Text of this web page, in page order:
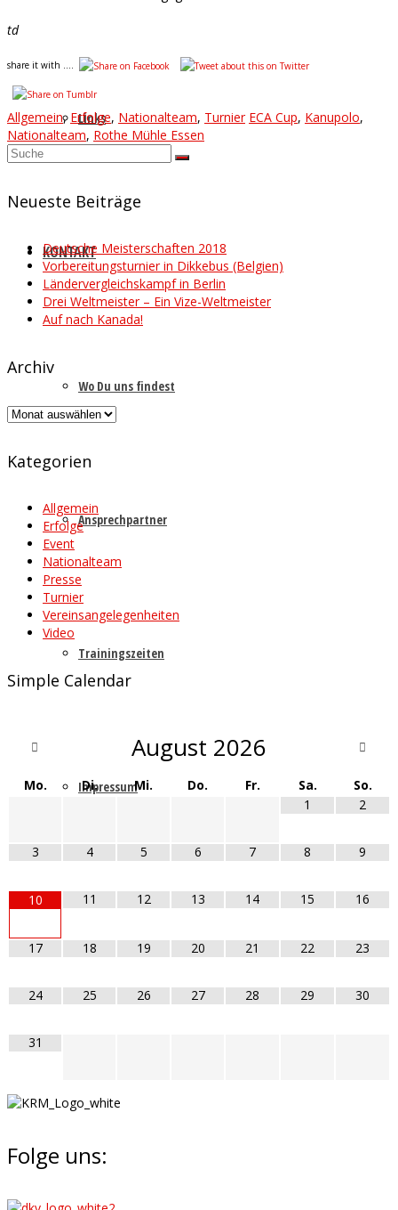
Links
KONTAKT
Wo Du uns findest
Ansprechpartner
Trainingszeiten
Impressum
td
share it with ....
Allgemein,Erfolge, Nationalteam, Turnier ECA Cup, Kanupolo,
Nationalteam, Rothe Mühle Essen
Suche
Neueste Beiträge
Deutsche Meisterschaften 2018
Vorbereitungsturnier in Dikkebus (Belgien)
Ländervergleichskampf in Berlin
Drei Weltmeister – Ein Vize-Weltmeister
Auf nach Kanada!
Archiv
Archiv
Kategorien
Allgemein
Erfolge
Event
Nationalteam
Presse
Turnier
Vereinsangelegenheiten
Video
Simple Calendar
August 2026
Mo. Di. Mi. Do. Fr. Sa.
So.
1
2
3 4 5 6 7 8 9
10 11 12 13 14 15 16
17 18 19 20 21 22 23
24 25 26 27 28 29 30
31
Folge uns: